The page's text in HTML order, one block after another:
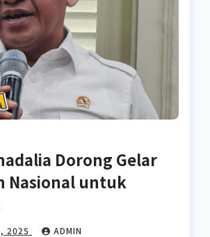
Dorong Gelar
Nasional untuk
2025 ADMIN